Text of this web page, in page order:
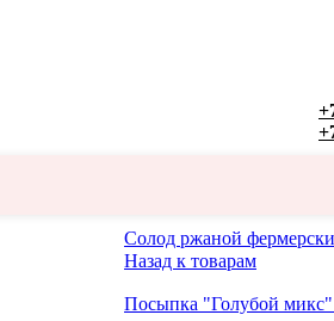
Солод ржаной
Назад к товарам
Посыпка "Голубой